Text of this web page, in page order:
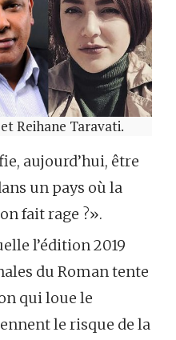
Reihane Taravati.
aujourd’hui, être
un pays où la
fait rage ?».
l’édition 2019
du Roman tente
qui loue le
le risque de la